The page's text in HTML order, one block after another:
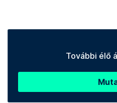
További élő